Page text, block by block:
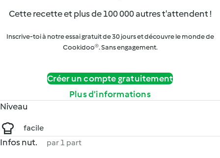
Cette recette et plus de 100 000 autres t'attendent !
Inscrive-toi à notre essai gratuit de 30 jours et découvre le monde de
Cookidoo®. Sans engagement.
Créer un compte gratuitement
Plus d’informations
Niveau
facile
Infos nut. par 1 part